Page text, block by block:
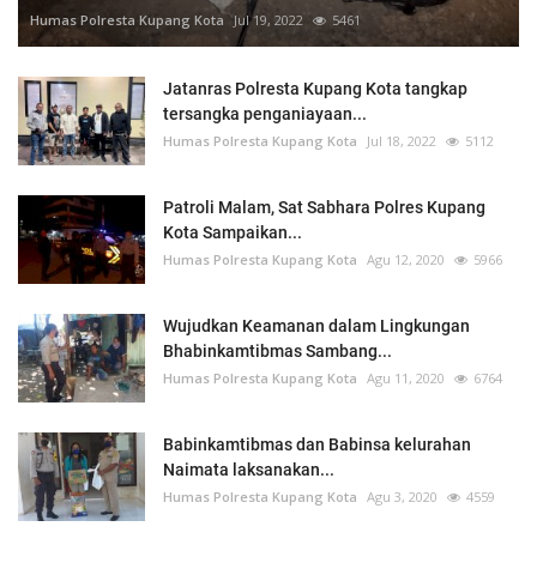
Humas Polresta Kupang Kota Jul 19, 2022 5461
Jatanras Polresta Kupang Kota tangkap
tersangka penganiayaan...
Humas Polresta Kupang Kota Jul 18, 2022 5112
Patroli Malam, Sat Sabhara Polres Kupang
Kota Sampaikan...
Humas Polresta Kupang Kota Agu 12, 2020 5966
Wujudkan Keamanan dalam Lingkungan
Bhabinkamtibmas Sambang...
Humas Polresta Kupang Kota Agu 11, 2020 6764
Babinkamtibmas dan Babinsa kelurahan
Naimata laksanakan...
Humas Polresta Kupang Kota Agu 3, 2020 4559